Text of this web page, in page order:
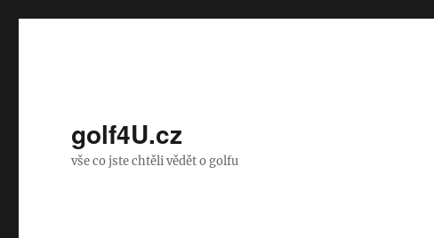
golf4U.cz
vše co jste chtěli vědět o golfu